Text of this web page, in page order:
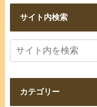
サイト内検索
カテゴリー